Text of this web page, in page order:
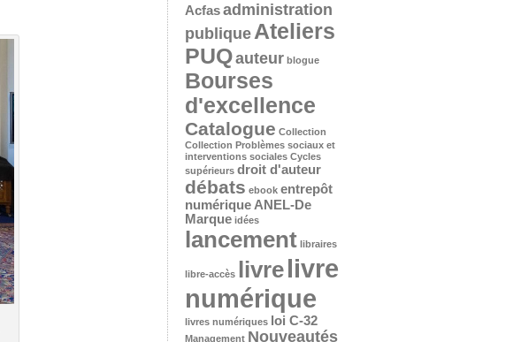
Acfasadministration
publique Ateliers
PUQauteur blogue
Bourses
d'excellence
Catalogue Collection
Collection Problèmes sociaux et
interventions sociales Cycles
supérieurs droit d'auteur
débats ebook entrepôt
numérique ANEL-De
Marque idées
lancement libraires
libre-accès livrelivre
numérique
livres numériques loi C-32
Management Nouveautés